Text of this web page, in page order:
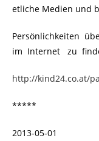
etliche Medien und
Persönlichkeiten
im Internet zu
http://kind24.co.at/
*****
2013-05-01